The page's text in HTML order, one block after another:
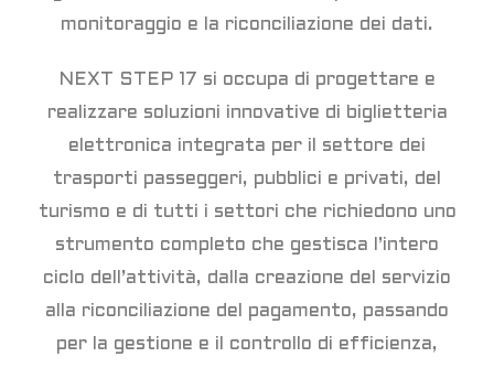
monitoraggio e la riconciliazione dei dati.
NEXT STEP 17 si occupa di progettare e
realizzare soluzioni innovative di biglietteria
elettronica integrata per il settore dei
trasporti passeggeri, pubblici e privati, del
turismo e di tutti i settori che richiedono uno
strumento completo che gestisca l’intero
ciclo dell’attività, dalla creazione del servizio
alla riconciliazione del pagamento, passando
per la gestione e il controllo di efficienza,